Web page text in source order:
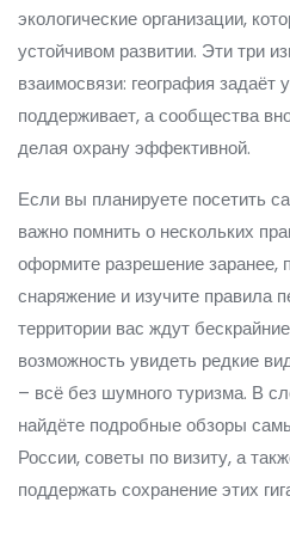
экологические организации,
устойчивом развитии. Эти три
взаимосвязи: география задаёт
поддерживает, а сообщества
делая охрану эффективной.
Если вы планируете посетить
важно помнить о нескольких
оформите разрешение заранее,
снаряжение и изучите правила
территории вас ждут
возможность увидеть редкие
– всё без шумного туризма. В
найдёте подробные обзоры
России, советы по визиту, а
поддержать сохранение этих